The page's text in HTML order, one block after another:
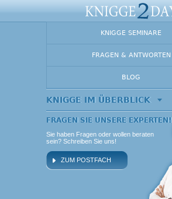
KNIGGE SEMINARE
FRAGEN & ANTWORTEN
BLOG
KNIGGE IM ÜBERBLICK
FRAGEN SIE UNSERE EXPERTEN!
Sie haben Fragen oder wollen beraten
sein? Schreiben Sie uns!
ZUM POSTFACH